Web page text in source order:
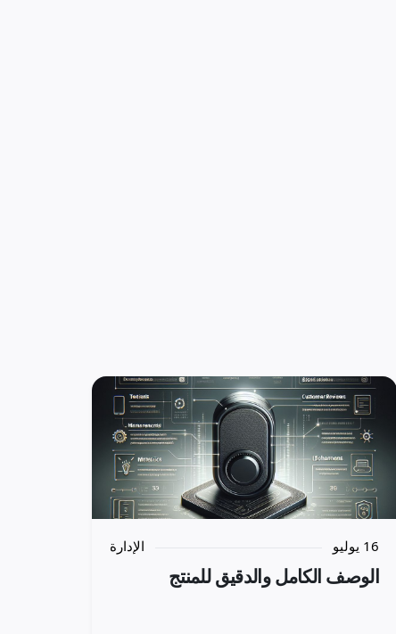
16 يوليو الإدارة
الوصف الكامل والدقيق للمنتج